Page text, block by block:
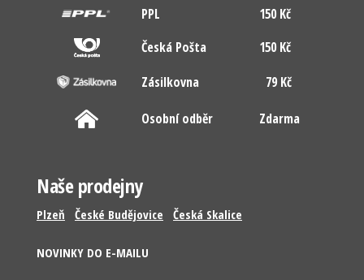
PPL
150 Kč
Česká Pošta
150 Kč
Zásilkovna
79 Kč
Osobní odběr Zdarma
Naše prodejny
Plzeň České Budějovice Česká Skalice
NOVINKY DO E-MAILU